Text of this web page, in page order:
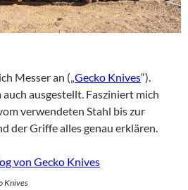
Messer an („Gecko Knives“).
ausgestellt. Fasziniert mich
verwendeten Stahl bis zur
der Griffe alles genau erklären.
Knives